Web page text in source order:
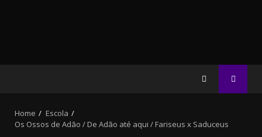
Home
Escola
Os Ossos de Adão / De Adão até aqui / Fariseus x Saduceus